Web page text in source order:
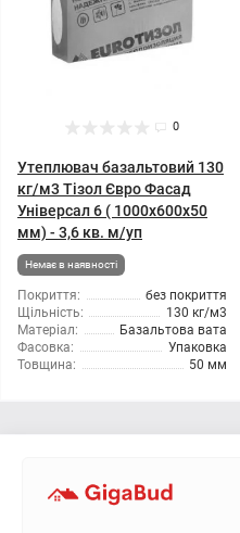
0
Утеплювач базальтовий 130
кг/м3 Тізол Євро Фасад
Універсал 6 ( 1000x600x50
мм) - 3,6 кв. м/уп
Немає в наявності
Покриття:
без покриття
Щільність:
130 кг/м3
Матеріал:
Базальтова вата
Фасовка:
Упаковка
Товщина:
50 мм